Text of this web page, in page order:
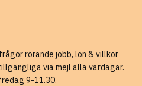
rörande jobb, lön & villkor
via mejl alla vardagar.
9-11.30.